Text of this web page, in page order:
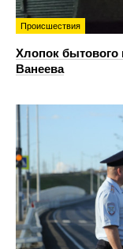
Происшествия
Хлопок бытового
Ванеева